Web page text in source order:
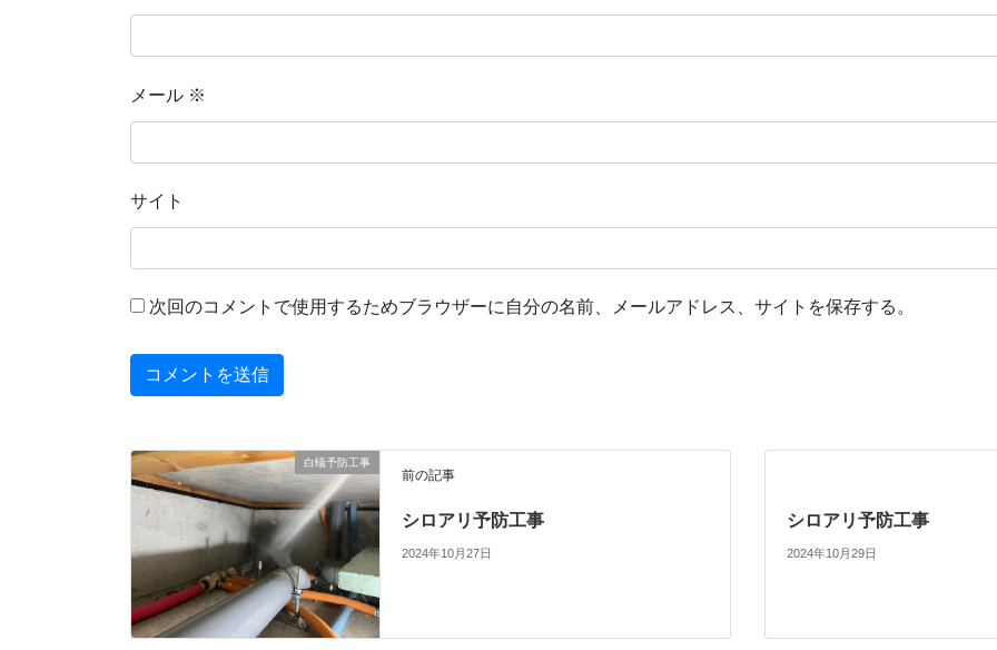
メール ※
サイト
次回のコメントで使用するためブラウザーに自分の名前、メールアドレス、サイトを保存する。
白蟻予防工事
前の記事
シロアリ予防工事
2024年10月27日
シロアリ予防工事
2024年10月29日